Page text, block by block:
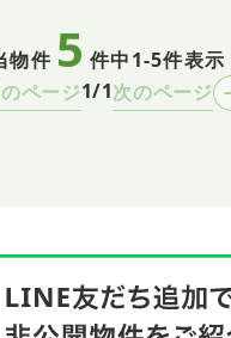
物件 5 件中1-5件表示
ページ1/1次のページ